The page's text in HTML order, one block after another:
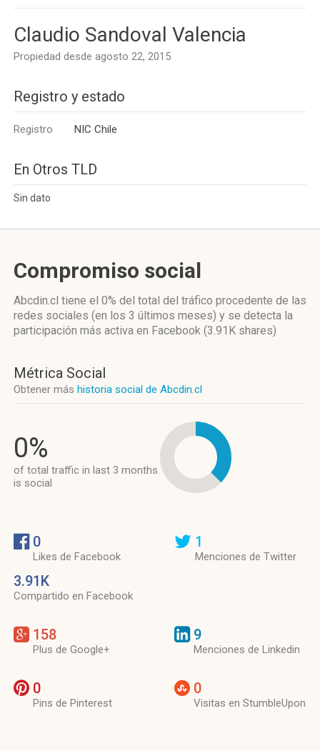
Claudio Sandoval Valencia
Propiedad desde agosto 22, 2015
Registro y estado
Registro NIC Chile
En Otros TLD
Sin dato
Compromiso social
Abcdin.cl tiene el 0% del total del tráfico procedente de las
redes sociales (en los 3 últimos meses) y se detecta la
participación más activa en Facebook (3.91K shares)
Métrica Social
Obtener más historia social de Abcdin.cl
0%
of total traffic in last 3 months
is social
0
Likes de Facebook
3.91K
Compartido en Facebook
1
Menciones de Twitter
158
Plus de Google+
9
Menciones de Linkedin
0
Pins de Pinterest
0
Visitas en StumbleUpon